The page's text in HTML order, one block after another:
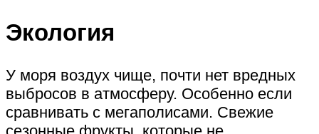
Экология
У моря воздух чище, почти нет вредных
выбросов в атмосферу. Особенно если
сравнивать с мегаполисами. Свежие